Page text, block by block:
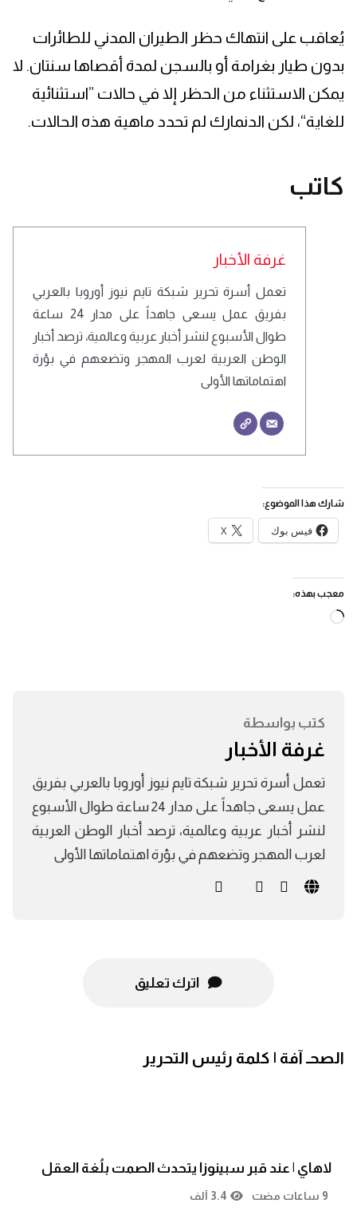
يُعاقب على انتهاك حظر الطيران المدني للطائرات
بدون طيار بغرامة أو بالسجن لمدة أقصاها سنتان. لا
يمكن الاستثناء من الحظر إلا في حالات ”استثنائية
للغاية“، لكن الدنمارك لم تحدد ماهية هذه الحالات.
كاتب
غرفة الأخبار
تعمل أسرة تحرير شبكة تايم نيوز أوروبا بالعربي
بفريق عمل يسعى جاهداً على مدار 24 ساعة
طوال الأسبوع لنشر أخبار عربية وعالمية، ترصد أخبار
الوطن العربية لعرب المهجر وتضعهم في بؤرة
اهتماماتها الأولى
شارك هذا الموضوع:
فيس بوك X
معجب بهذه:
جاري
كتب بواسطة
غرفة الأخبار
تعمل أسرة تحرير شبكة تايم نيوز أوروبا بالعربي بفريق
عمل يسعى جاهداً على مدار 24 ساعة طوال الأسبوع
لنشر أخبار عربية وعالمية، ترصد أخبار الوطن العربية
لعرب المهجر وتضعهم في بؤرة اهتماماتها الأولى
اترك تعليق
الصحـ آفة | كلمة رئيس التحرير
لاهاي | عند قبر سبينوزا يتحدث الصمت بلُغة العقل
9 ساعات مضت 3.4 ألف